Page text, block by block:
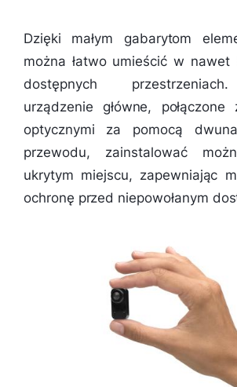
Dzięki małym gabarytom
można łatwo umieścić w
dostępnych
urządzenie główne,
optycznymi za pomocą
przewodu, zainstalować
ukrytym miejscu, zapewniając
ochronę przed niepowołanym